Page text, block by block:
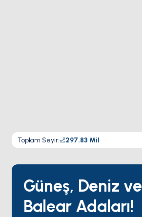
Toplam Seyir: 297.83 Mil
Güneş, Deniz ve
Balear Adaları!